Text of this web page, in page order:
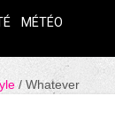
MÉTÉO
Whatever